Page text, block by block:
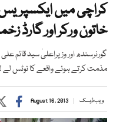
کراچی میں ایکسپریس
خاتون ورکر اور گارڈ
گورنرسندھ اور وزیراعلیٰ سید قائم
مذمت کرتے ہوئے واقعے کا نوٹس لے
ویب ڈیسک August 16, 2013